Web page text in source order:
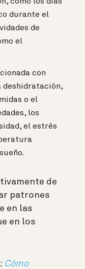
durante el
de
el
con
deshidratación,
o el
los
el estrés
de
patrones
en las
en los
Cómo